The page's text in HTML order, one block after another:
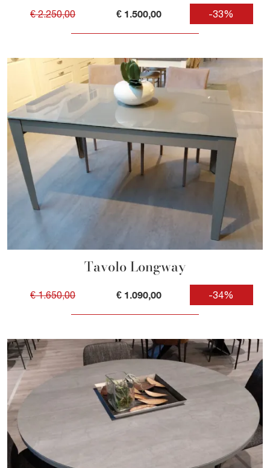
€ 2.250,00 € 1.500,00 -33%
Tavolo Longway
€ 1.650,00 € 1.090,00 -34%